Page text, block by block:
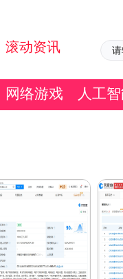
滚动资讯
网络游戏 人工